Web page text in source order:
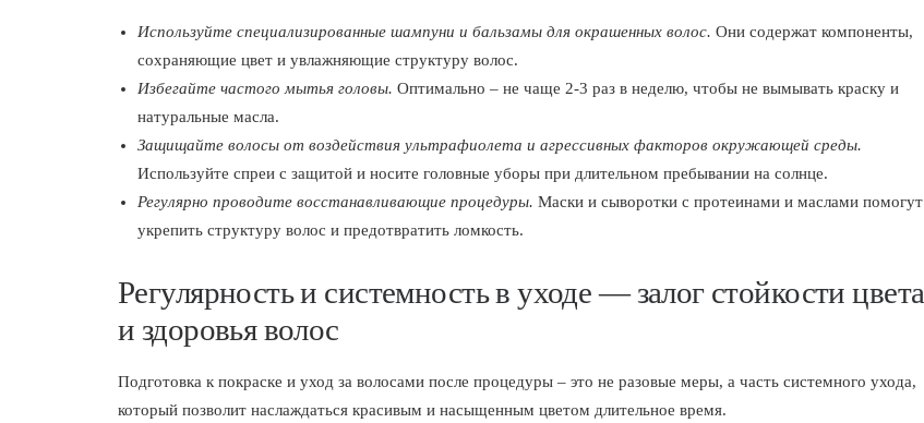
Используйте специализированные шампуни и бальзамы для окрашенных волос. Они содержат компоненты,
сохраняющие цвет и увлажняющие структуру волос.
Избегайте частого мытья головы. Оптимально – не чаще 2-3 раз в неделю, чтобы не вымывать краску и
натуральные масла.
Защищайте волосы от воздействия ультрафиолета и агрессивных факторов окружающей среды.
Используйте спреи с защитой и носите головные уборы при длительном пребывании на солнце.
Регулярно проводите восстанавливающие процедуры. Маски и сыворотки с протеинами и маслами помогут
укрепить структуру волос и предотвратить ломкость.
Регулярность и системность в уходе — залог стойкости цвета
и здоровья волос
Подготовка к покраске и уход за волосами после процедуры – это не разовые меры, а часть системного ухода,
который позволит наслаждаться красивым и насыщенным цветом длительное время.